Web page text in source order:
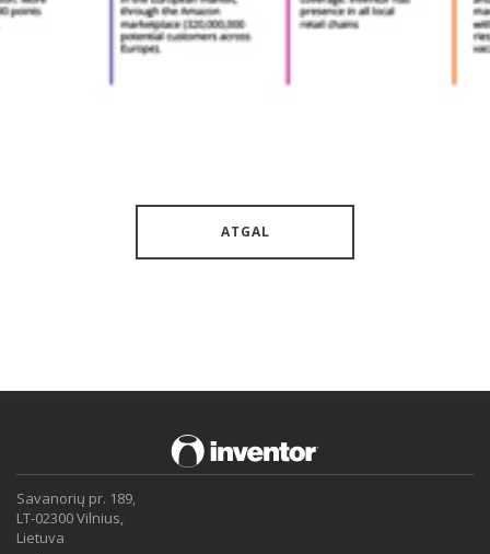
ATGAL
Savanorių pr. 189,
LT-02300 Vilnius,
Lietuva